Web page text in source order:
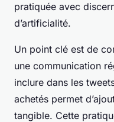
pratiquée avec
d’artificialité.
Un point clé est de
une communication
inclure dans les
achetés permet
tangible. Cette